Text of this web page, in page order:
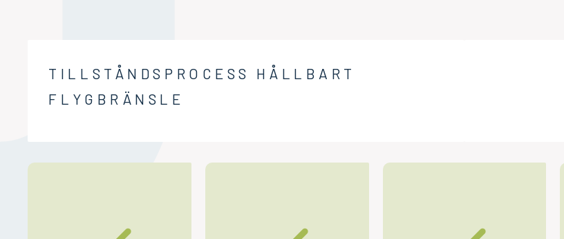
TILLSTÅNDSPROCESS HÅLLBART
FLYGBRÄNSLE